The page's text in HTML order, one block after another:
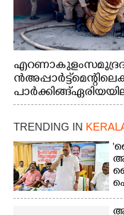
എറണാകുളം സമുദ്ര
ൻ അപ്പാർട്ട്മെന്റിലെ
പാർക്കിങ്ങ്
ണ്ടായ തീപിടിത്തം
യ്ക്കാൻ ശ്രമിക്കുന്ന ഫയർ
ഫോഴ്സ്
TRENDING IN